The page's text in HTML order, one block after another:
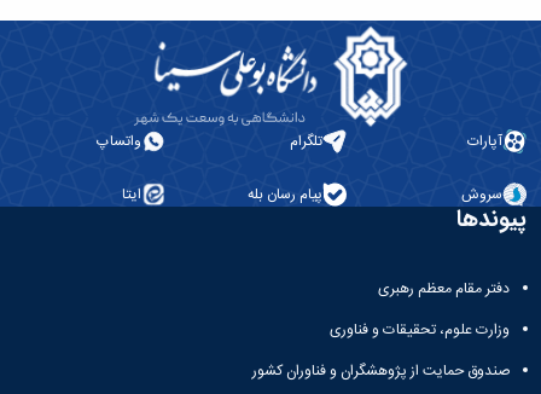
آپارات تلگرام واتساپ
سروش پیام رسان بله ایتا
پیوندها
دفتر مقام معظم رهبری
وزارت علوم، تحقیقات و فناوری
صندوق حمایت از پژوهشگران و فناوران کشور